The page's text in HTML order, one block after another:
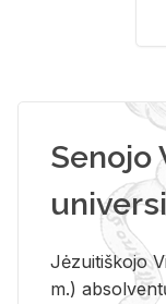
Senojo
Jėzuitiškojo
m.)